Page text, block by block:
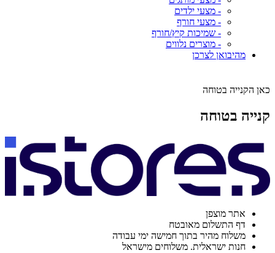
- מצעי ילדים
- מצעי חורף
- שמיכות קיץ/חורף
- מוצרים נלווים
מהיבואן לצרכן
כאן הקנייה בטוחה
קנייה בטוחה
אתר מוצפן
דף התשלום מאובטח
משלוח מהיר בתוך חמישה ימי עבודה
חנות ישראלית. משלוחים מישראל